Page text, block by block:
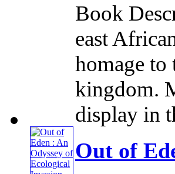
Book
east
homage to
kingdom.
display in
Out of